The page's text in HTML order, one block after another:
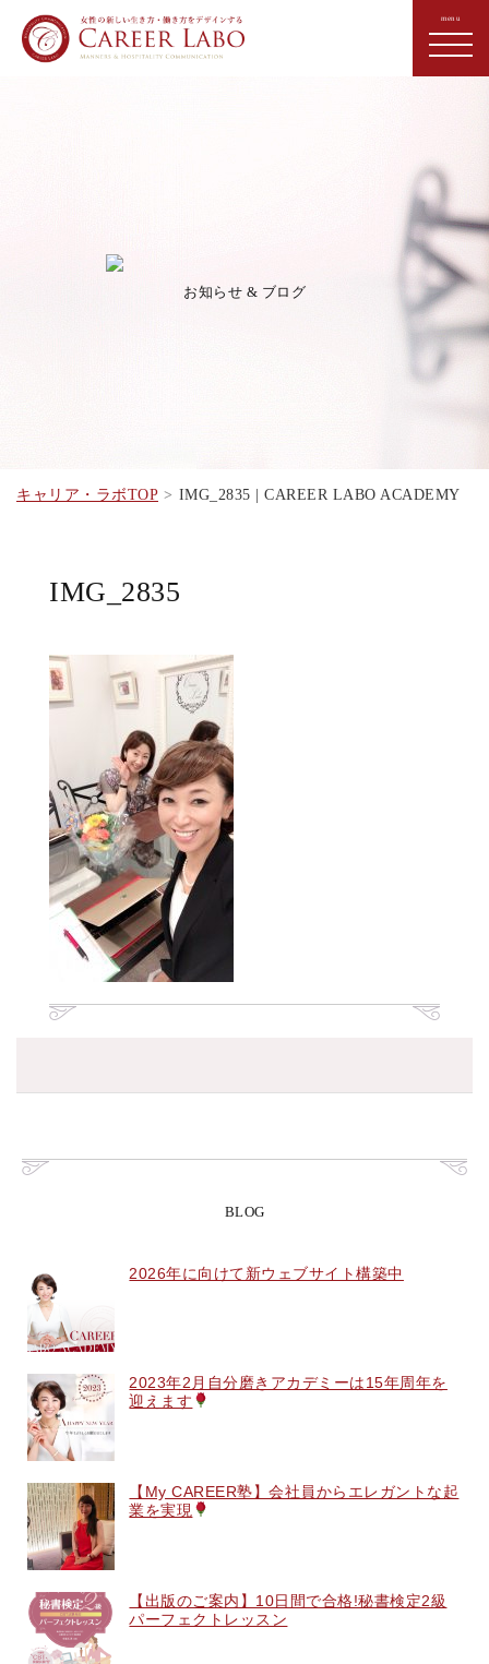
お知らせ & ブログ
キャリア・ラボTOP IMG_2835 | CAREER LABO ACADEMY
IMG_2835
BLOG
2026年に向けて新ウェブサイト構築中
2023年2月自分磨きアカデミーは15年周年を
迎えます
【My CAREER塾】会社員からエレガントな起
業を実現
【出版のご案内】10日間で合格!秘書検定2級
パーフェクトレッスン